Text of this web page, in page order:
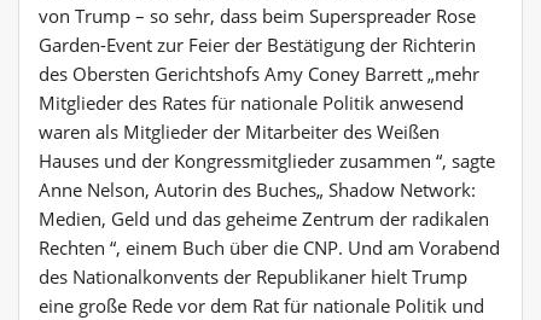
von Trump – so sehr, dass beim Superspreader Rose
Garden-Event zur Feier der Bestätigung der Richterin
des Obersten Gerichtshofs Amy Coney Barrett „mehr
Mitglieder des Rates für nationale Politik anwesend
waren als Mitglieder der Mitarbeiter des Weißen
Hauses und der Kongressmitglieder zusammen “, sagte
Anne Nelson, Autorin des Buches„ Shadow Network:
Medien, Geld und das geheime Zentrum der radikalen
Rechten “, einem Buch über die CNP. Und am Vorabend
des Nationalkonvents der Republikaner hielt Trump
eine große Rede vor dem Rat für nationale Politik und